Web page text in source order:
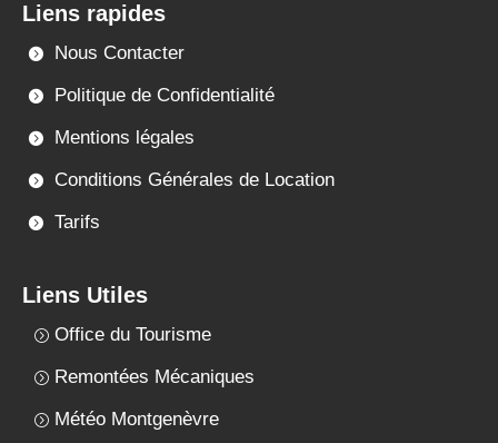
Liens rapides
Nous Contacter
Politique de Confidentialité
Mentions légales
Conditions Générales de Location
Tarifs
Liens Utiles
Office du Tourisme
Remontées Mécaniques
Météo Montgenèvre